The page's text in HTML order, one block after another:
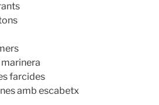
marinera
farcides
amb escabetx